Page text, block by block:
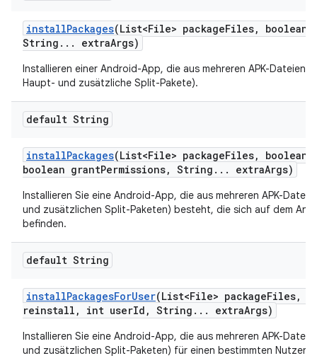
installPackages(List<File> packageFiles,
String . . . extraArgs)
Installieren einer Android-App, die aus mehreren APK-Dateien
Haupt- und zusätzliche Split-Pakete).
default String
installPackages(List<File> packageFiles,
boolean grantPermissions, String . . . extraArgs)
Installieren Sie eine Android-App, die aus mehreren APK-
und zusätzlichen Split-Paketen) besteht, die sich auf dem
befinden.
default String
installPackagesForUser(List<File> packageFiles,
reinstall , int userId , String . . . extraArgs)
Installieren Sie eine Android-App, die aus mehreren APK-
und zusätzlichen Split-Paketen) für einen bestimmten Nutzer